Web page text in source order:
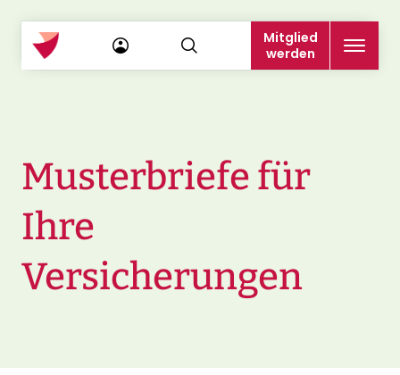
Mitglied
werden
Musterbriefe für
Ihre
Versicherungen